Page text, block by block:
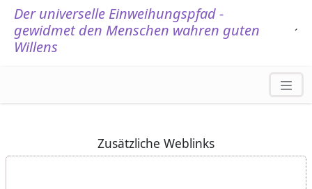
Der universelle Einweihungspfad -
gewidmet den Menschen wahren guten
Willens
´
Zusätzliche Weblinks